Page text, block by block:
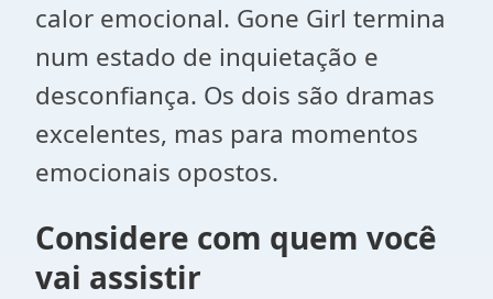
calor emocional. Gone Girl termina
num estado de inquietação e
desconfiança. Os dois são dramas
excelentes, mas para momentos
emocionais opostos.
Considere com quem você
vai assistir